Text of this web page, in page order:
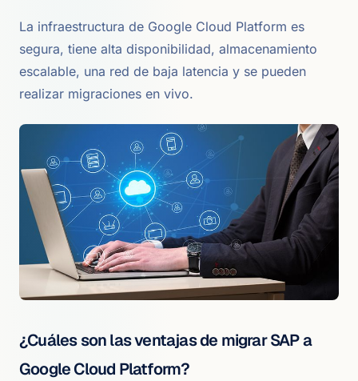
La infraestructura de Google Cloud Platform es
segura, tiene alta disponibilidad, almacenamiento
escalable, una red de baja latencia y se pueden
realizar migraciones en vivo.
¿Cuáles son las ventajas de migrar SAP a
Google Cloud Platform?